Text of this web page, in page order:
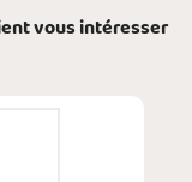
vous intéresser